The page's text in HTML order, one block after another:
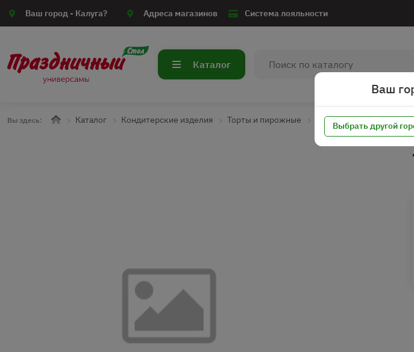
Ваш город - Калуга? Адреса магазинов Система лояльности
Каталог
Вы здесь: Каталог Кондитерские изделия Торты и пирожные Длительное хранеие
Ваш
Выбрать другой